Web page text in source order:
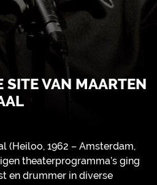
SITE VAN MAARTEN
(Heiloo, 1962 – Amsterdam,
theaterprogramma’s ging
en drummer in diverse